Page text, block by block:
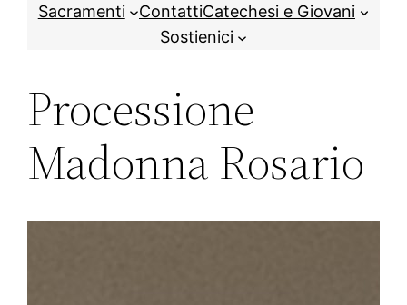
Sacramenti
ContattiCatechesi e Giovani
Sostienici
Processione
Madonna Rosario